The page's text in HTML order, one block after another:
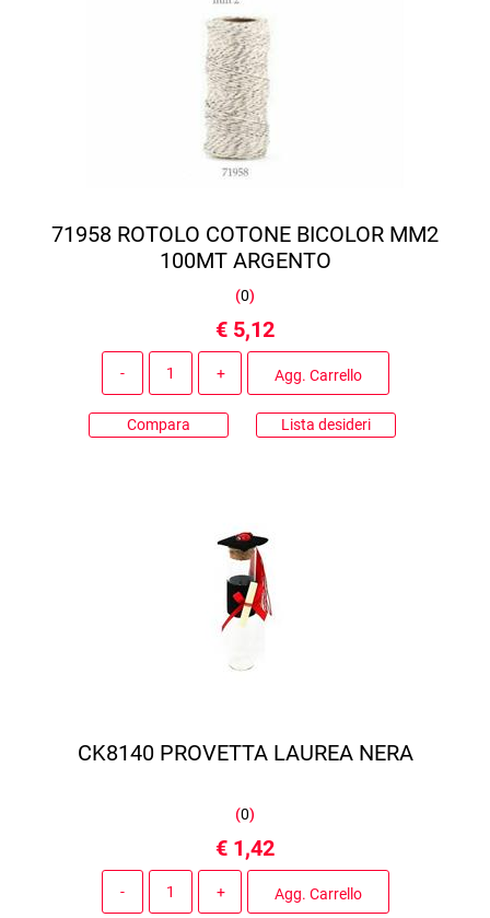
71958 ROTOLO COTONE BICOLOR MM2
100MT ARGENTO
(0)
€ 5,12
Agg. Carrello
Compara Lista desideri
CK8140 PROVETTA LAUREA NERA
(0)
€ 1,42
Agg. Carrello